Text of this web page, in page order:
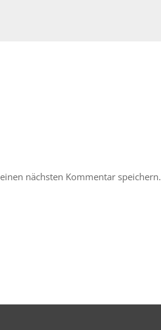
nächsten Kommentar speichern.